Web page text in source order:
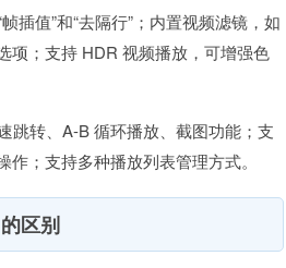
插值”和“去隔行”；内置视频滤镜，如
项；支持 HDR 视频播放，可增强色
跳转、A-B 循环播放、截图功能；支
；支持多种播放列表管理方式。
区别